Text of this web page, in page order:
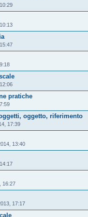
pratiche
oggetto, riferimento
17:39
13:40
16:27
17:17